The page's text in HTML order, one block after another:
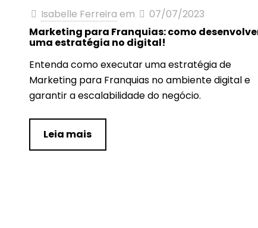
Isabelle Ferreira em
07/07/2023
Marketing para Franquias: como
uma estratégia no digital!
Entenda como executar uma estratégia de
Marketing para Franquias no ambiente digital e
garantir a escalabilidade do negócio.
Leia mais